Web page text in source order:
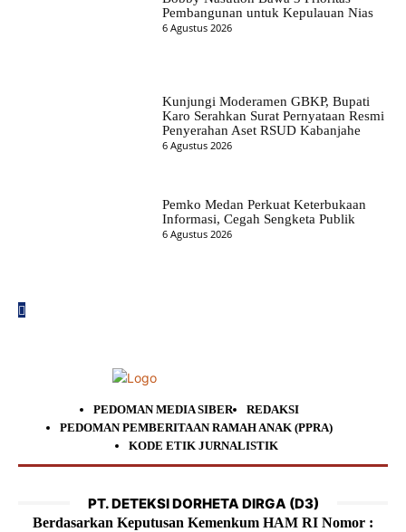
Pembangunan untuk Kepulauan Nias
6 Agustus 2026
Kunjungi Moderamen GBKP, Bupati
Karo Serahkan Surat Pernyataan Resmi
Penyerahan Aset RSUD Kabanjahe
6 Agustus 2026
Pemko Medan Perkuat Keterbukaan
Informasi, Cegah Sengketa Publik
6 Agustus 2026
PEDOMAN MEDIA SIBER
REDAKSI
PEDOMAN PEMBERITAAN RAMAH ANAK (PPRA)
KODE ETIK JURNALISTIK
PT. DETEKSI DORHETA DIRGA (D3)
Berdasarkan Keputusan Kemenkum HAM RI Nomor :